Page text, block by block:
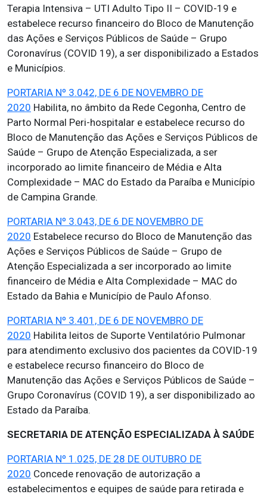
Terapia Intensiva – UTI Adulto Tipo II – COVID-19 e
estabelece recurso financeiro do Bloco de Manutenção
das Ações e Serviços Públicos de Saúde – Grupo
Coronavírus (COVID 19), a ser disponibilizado a Estados
e Municípios.
PORTARIA Nº 3.042, DE 6 DE NOVEMBRO DE
2020 Habilita, no âmbito da Rede Cegonha, Centro de
Parto Normal Peri-hospitalar e estabelece recurso do
Bloco de Manutenção das Ações e Serviços Públicos de
Saúde – Grupo de Atenção Especializada, a ser
incorporado ao limite financeiro de Média e Alta
Complexidade – MAC do Estado da Paraíba e Município
de Campina Grande.
PORTARIA Nº 3.043, DE 6 DE NOVEMBRO DE
2020 Estabelece recurso do Bloco de Manutenção das
Ações e Serviços Públicos de Saúde – Grupo de
Atenção Especializada a ser incorporado ao limite
financeiro de Média e Alta Complexidade – MAC do
Estado da Bahia e Município de Paulo Afonso.
PORTARIA Nº 3.401, DE 6 DE NOVEMBRO DE
2020 Habilita leitos de Suporte Ventilatório Pulmonar
para atendimento exclusivo dos pacientes da COVID-19
e estabelece recurso financeiro do Bloco de
Manutenção das Ações e Serviços Públicos de Saúde –
Grupo Coronavírus (COVID 19), a ser disponibilizado ao
Estado da Paraíba.
SECRETARIA DE ATENÇÃO ESPECIALIZADA À SAÚDE
PORTARIA Nº 1.025, DE 28 DE OUTUBRO DE
2020 Concede renovação de autorização a
estabelecimentos e equipes de saúde para retirada e